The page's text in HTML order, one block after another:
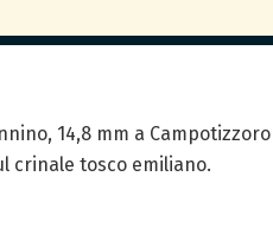
14,8 mm a
crinale tosco emiliano.